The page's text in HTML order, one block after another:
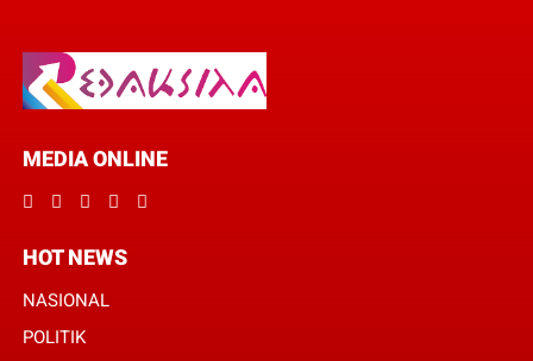
MEDIA ONLINE
HOT NEWS
NASIONAL
POLITIK